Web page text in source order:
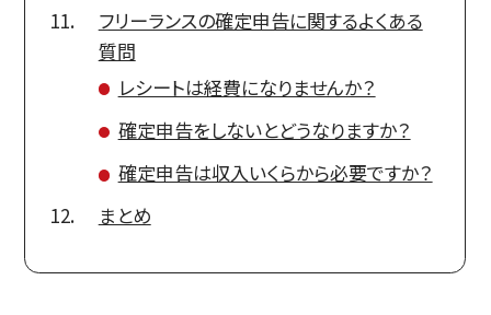
フリーランスの確定申告に関するよくある
質問
レシートは経費になりませんか？
確定申告をしないとどうなりますか？
確定申告は収入いくらから必要ですか？
まとめ